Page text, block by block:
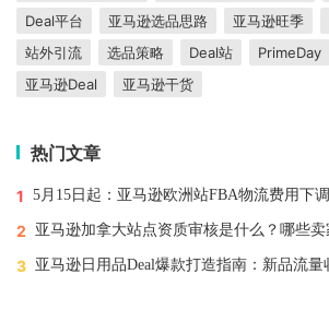
Deal平台
亚马逊选品思路 亚马逊旺季
站外引流
选品策略 Deal站 PrimeDay
亚马逊Deal
亚马逊干货
热门文章
1 5月15日起：亚马逊欧洲站FBA物流费用下
2 亚马逊加拿大站点资质审核是什么？哪些卖
3 亚马逊日用品Deal爆款打造指南：新品流